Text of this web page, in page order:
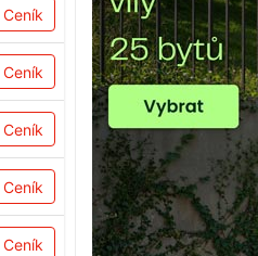
Ceník
Ceník
Ceník
Ceník
Ceník